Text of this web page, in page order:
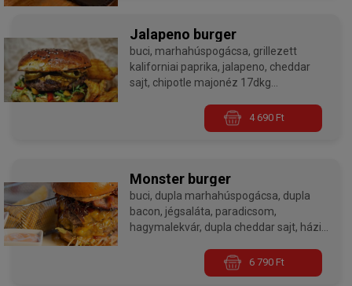
nekünk!
Jalapeno burger
buci, marhahúspogácsa, grillezett
kaliforniai paprika, jalapeno, cheddar
sajt, chipotle majonéz 17dkg
Burgereink minden esetben medium
megjegyzés rovatban ezt jelezzétek
nekünk!
4 690 Ft
Monster burger
buci, dupla marhahúspogácsa, dupla
bacon, jégsaláta, paradicsom,
hagymalekvár, dupla cheddar sajt, házi
6 790 Ft